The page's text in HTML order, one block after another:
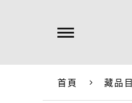
首頁 藏品